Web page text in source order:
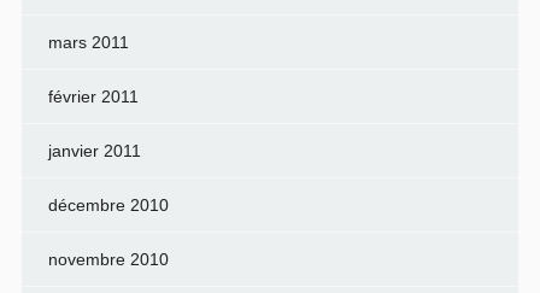
mars 2011
février 2011
janvier 2011
décembre 2010
novembre 2010